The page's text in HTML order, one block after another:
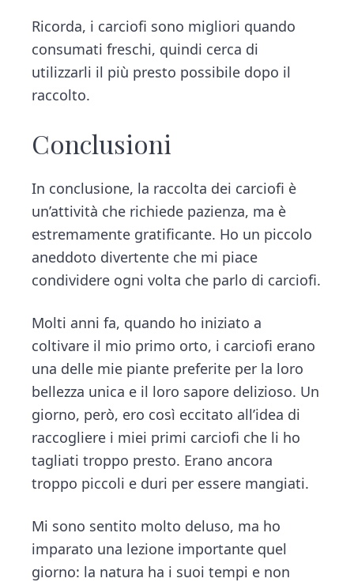
Ricorda, i carciofi sono migliori quando
consumati freschi, quindi cerca di
utilizzarli il più presto possibile dopo il
raccolto.
Conclusioni
In conclusione, la raccolta dei carciofi è
un’attività che richiede pazienza, ma è
estremamente gratificante. Ho un piccolo
aneddoto divertente che mi piace
condividere ogni volta che parlo di carciofi.
Molti anni fa, quando ho iniziato a
coltivare il mio primo orto, i carciofi erano
una delle mie piante preferite per la loro
bellezza unica e il loro sapore delizioso. Un
giorno, però, ero così eccitato all’idea di
raccogliere i miei primi carciofi che li ho
tagliati troppo presto. Erano ancora
troppo piccoli e duri per essere mangiati.
Mi sono sentito molto deluso, ma ho
imparato una lezione importante quel
giorno: la natura ha i suoi tempi e non